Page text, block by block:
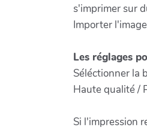
s'imprimer sur
Importer
Les réglages
Séléctionner la
Haute qualité /
Si l'impression